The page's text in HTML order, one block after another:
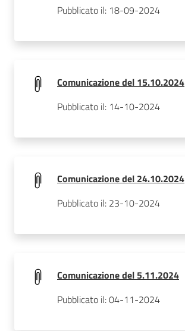
Pubblicato il: 18-09-2024
Comunicazione del 15.10.2024
Pubblicato il: 14-10-2024
Comunicazione del 24.10.2024
Pubblicato il: 23-10-2024
Comunicazione del 5.11.2024
Pubblicato il: 04-11-2024